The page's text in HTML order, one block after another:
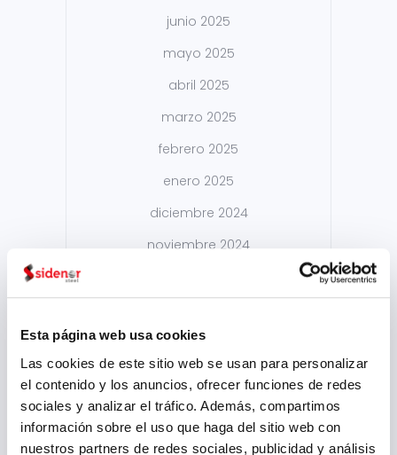
Esta página web usa cookies
Las cookies de este sitio web se usan para personalizar
el contenido y los anuncios, ofrecer funciones de redes
sociales y analizar el tráfico. Además, compartimos
información sobre el uso que haga del sitio web con
nuestros partners de redes sociales, publicidad y análisis
junio 2025
mayo 2025
abril 2025
marzo 2025
febrero 2025
enero 2025
diciembre 2024
noviembre 2024
agosto 2024
julio 2024
mayo 2024
abril 2024